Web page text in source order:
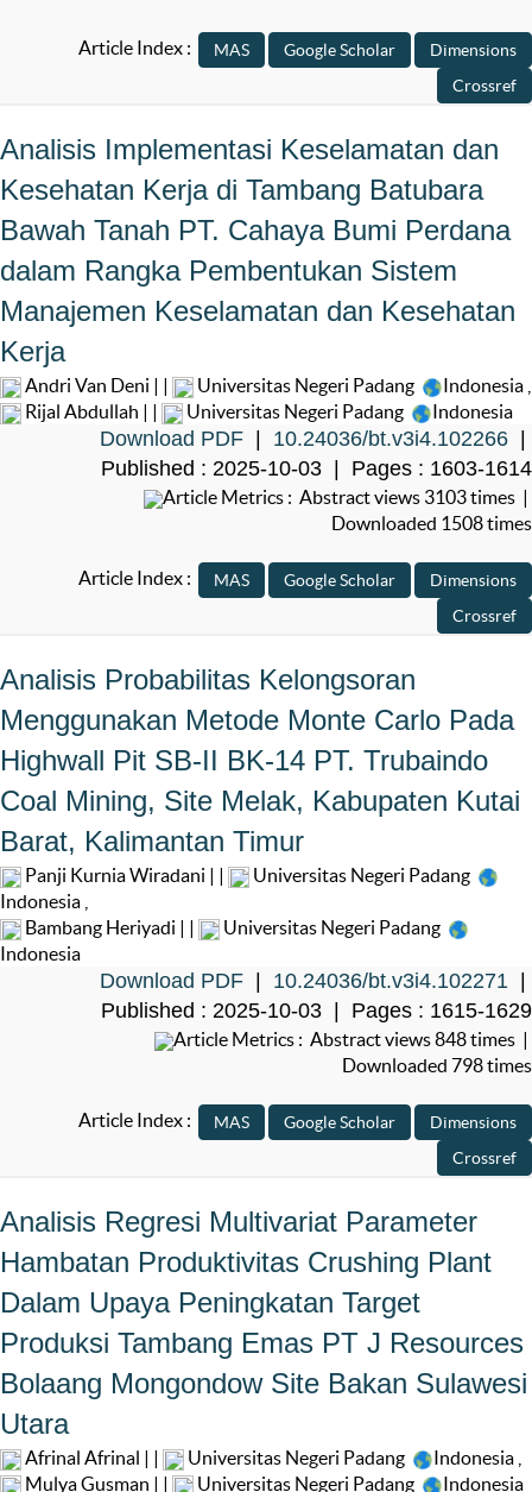
Article Index :
Analisis Implementasi Keselamatan dan
Kesehatan Kerja di Tambang Batubara
Bawah Tanah PT. Cahaya Bumi Perdana
dalam Rangka Pembentukan Sistem
Manajemen Keselamatan dan Kesehatan
Kerja
Andri Van Deni | | Universitas Negeri Padang Indonesia
Rijal Abdullah | |
Universitas Negeri Padang Indonesia
Download PDF 10.24036/bt.v3i4.102266
Published : 2025-10-03 | Pages : 1603-1614
Article Metrics : Abstract views 3103 times |
Downloaded 1508 times
Article Index :
Analisis Probabilitas Kelongsoran
Menggunakan Metode Monte Carlo Pada
Highwall Pit SB-II BK-14 PT. Trubaindo
Coal Mining, Site Melak, Kabupaten Kutai
Barat, Kalimantan Timur
Panji Kurnia Wiradani | |
Universitas Negeri Padang
Indonesia
Bambang Heriyadi | |
Universitas Negeri Padang
Indonesia
Download PDF 10.24036/bt.v3i4.102271
Published : 2025-10-03 | Pages : 1615-1629
Article Metrics : Abstract views 848 times |
Downloaded 798 times
Article Index :
Analisis Regresi Multivariat Parameter
Hambatan Produktivitas Crushing Plant
Dalam Upaya Peningkatan Target
Produksi Tambang Emas PT J Resources
Bolaang Mongondow Site Bakan Sulawesi
Utara
Afrinal Afrinal | | Universitas Negeri Padang Indonesia
Mulya Gusman | |
Universitas Negeri Padang Indonesia